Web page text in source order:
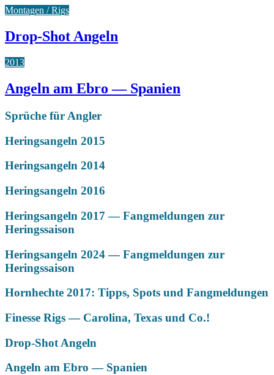
Montagen / Rigs
Drop-Shot Angeln
2013
Angeln am Ebro — Spanien
Sprüche für Angler
Heringsangeln 2015
Heringsangeln 2014
Heringsangeln 2016
Heringsangeln 2017 — Fangmeldungen zur
Heringssaison
Heringsangeln 2024 — Fangmeldungen zur
Heringssaison
Hornhechte 2017: Tipps, Spots und Fangmeldungen
Finesse Rigs — Carolina, Texas und Co.!
Drop-Shot Angeln
Angeln am Ebro — Spanien